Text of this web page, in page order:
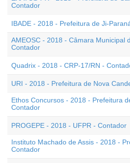
Contador
IBADE - 2018 - Prefeitura de Ji-
AMEOSC - 2018 - Câmara Municipal
Contador
Quadrix - 2018 - CRP-17/RN -
URI - 2018 - Prefeitura de Nova
Ethos Concursos - 2018 - Prefeitura
Contador
PROGEPE - 2018 - UFPR - Contador
Instituto Machado de Assis - 2018 -
Contador